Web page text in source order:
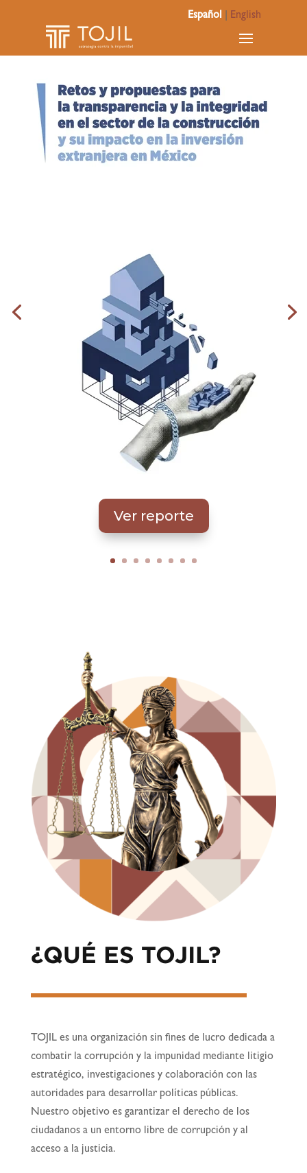
Español English
Ver reporte
¿QUÉ ES TOJIL?
TOJIL es una organización sin fines de lucro dedicada a
combatir la corrupción y la impunidad mediante litigio
estratégico, investigaciones y colaboración con las
autoridades para desarrollar políticas públicas.
Nuestro objetivo es garantizar el derecho de los
ciudadanos a un entorno libre de corrupción y al
acceso a la justicia.